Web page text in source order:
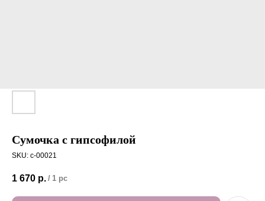
Сумочка с гипсофилой
SKU: c-00021
1 670 р. / 1 pc